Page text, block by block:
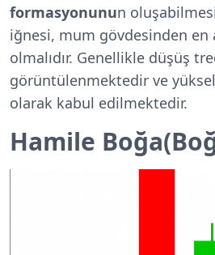
formasyonunun
iğnesi, mum gövdesinden en
olmalıdır. Genellikle düşüş
görüntülenmektedir ve
olarak kabul edilmektedir.
Hamile